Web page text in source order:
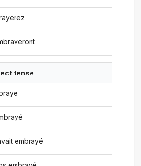
tense
embrayé